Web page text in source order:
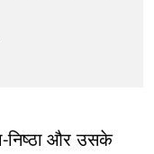
निष्ठा और उसके